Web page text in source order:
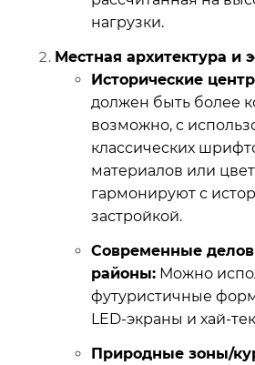
нагрузки.
Местная архитектура и
Исторические
должен быть более
возможно, с
классических
материалов или
гармонируют с
застройкой.
Современные
районы: Можно
футуристичные
LED-экраны и хай-
Природные зоны/